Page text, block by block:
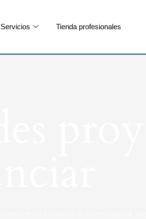
Servicios Tienda profesionales